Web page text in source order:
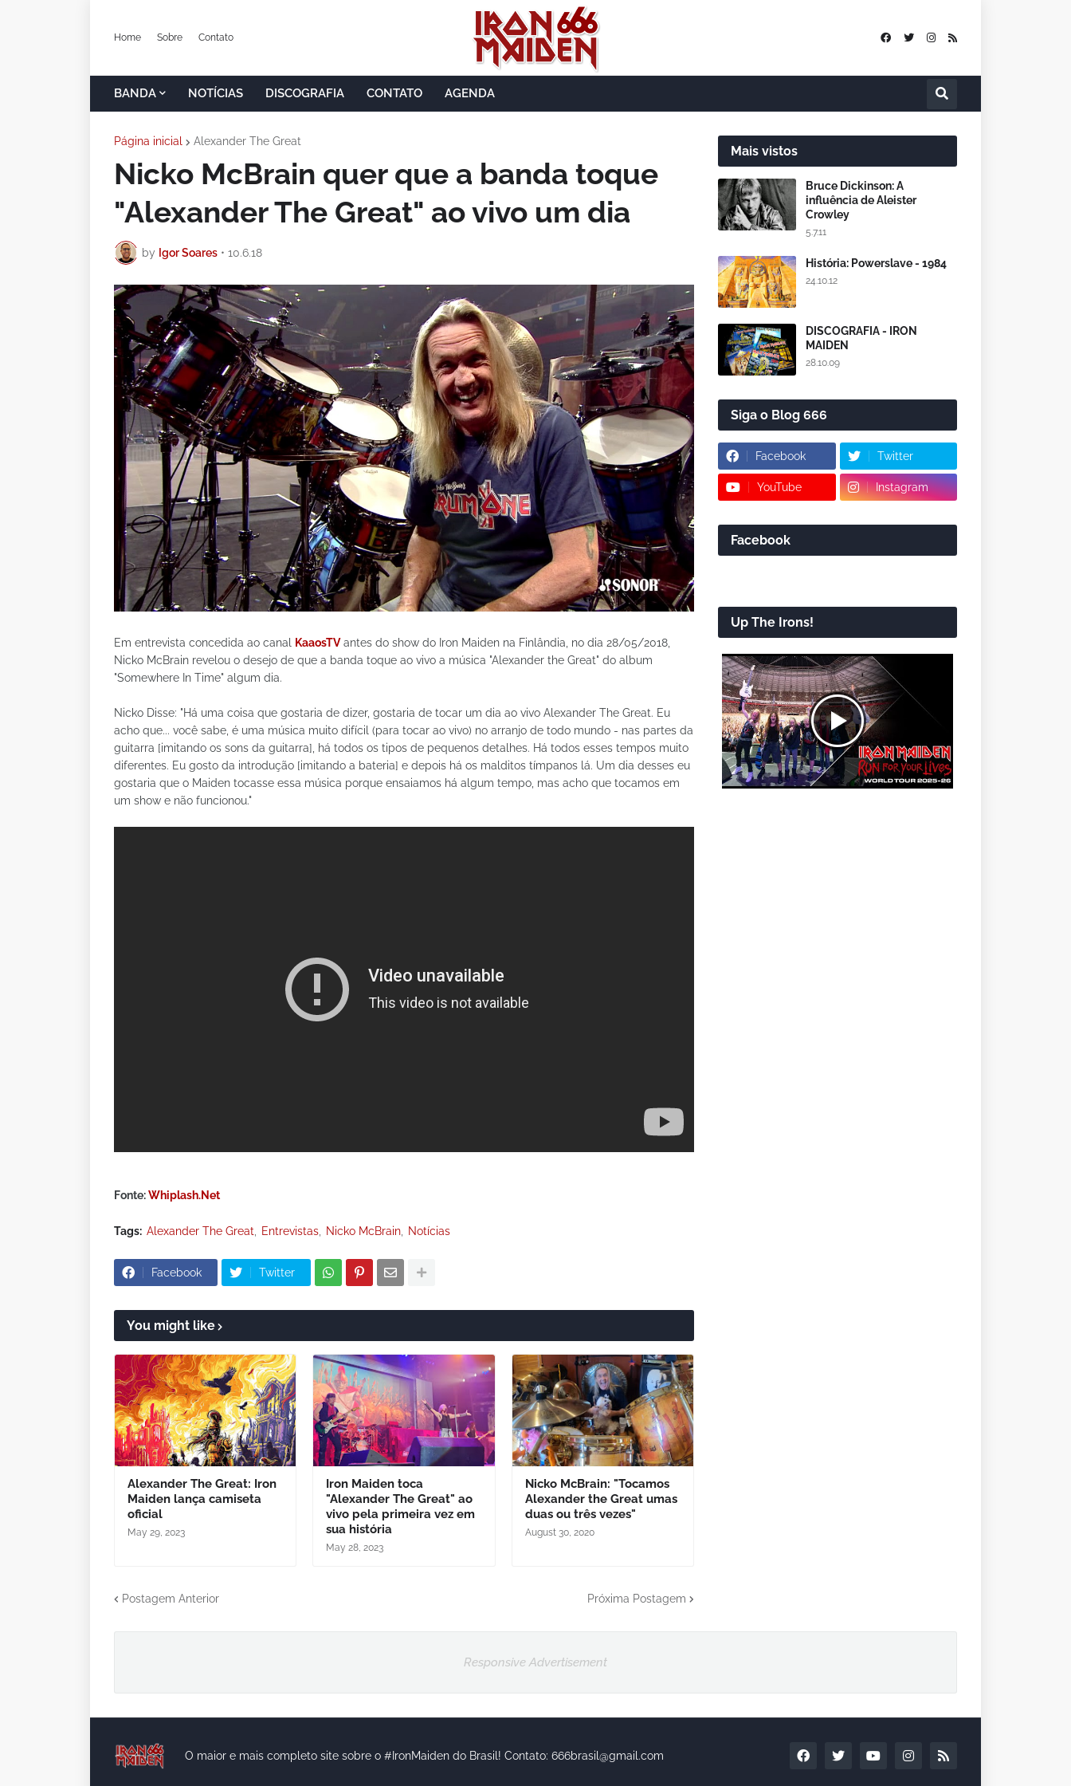
Home Sobre Contato
BANDA NOTÍCIAS DISCOGRAFIA CONTATO AGENDA
Página inicial Alexander The Great
Nicko McBrain quer que a banda toque
"Alexander The Great" ao vivo um dia
by Igor Soares • 10.6.18
Em entrevista concedida ao canal KaaosTVantes do show do Iron Maiden na Finlândia, no dia 28/05/2018,
Nicko McBrain revelou o desejo de que a banda toque ao vivo a música "Alexander the Great" do album
"Somewhere In Time" algum dia.
Nicko Disse: "Há uma coisa que gostaria de dizer, gostaria de tocar um dia ao vivo Alexander The Great. Eu
acho que... você sabe, é uma música muito difícil (para tocar ao vivo) no arranjo de todo mundo - nas partes da
guitarra [imitando os sons da guitarra], há todos os tipos de pequenos detalhes. Há todos esses tempos muito
diferentes. Eu gosto da introdução [imitando a bateria] e depois há os malditos tímpanos lá. Um dia desses eu
gostaria que o Maiden tocasse essa música porque ensaiamos há algum tempo, mas acho que tocamos em
um show e não funcionou."
Fonte:Whiplash.Net
Tags: Alexander The Great Entrevistas Nicko McBrain Notícias
Facebook Twitter
You might like
Alexander The Great: Iron
Maiden lança camiseta
oficial
May 29, 2023
Iron Maiden toca
"Alexander The Great" ao
vivo pela primeira vez em
sua história
May 28, 2023
Nicko McBrain: "Tocamos
Alexander the Great umas
duas ou três vezes"
August 30, 2020
Postagem Anterior Próxima Postagem
Mais vistos
Bruce Dickinson: A
influência de Aleister
Crowley
5.7.11
História: Powerslave - 1984
24.10.12
DISCOGRAFIA - IRON
MAIDEN
28.10.09
Siga o Blog 666
Facebook Twitter
YouTube Instagram
Facebook
Up The Irons!
Responsive Advertisement
O maior e mais completo site sobre o #IronMaiden do Brasil! Contato: 666brasil@gmail.com